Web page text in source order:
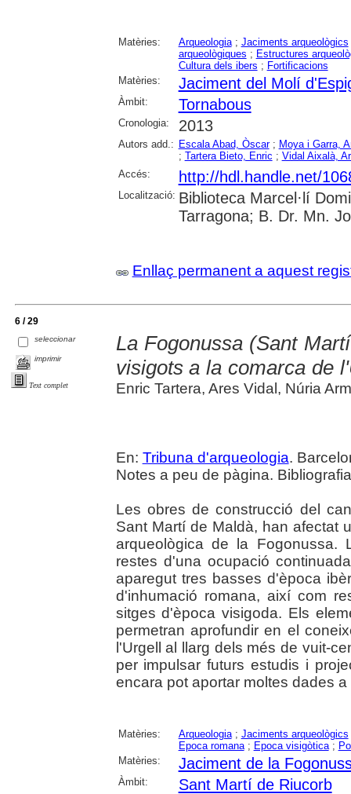
Matèries: Arqueologia; Jaciments arqueològics
arqueològiques ; Estructures
Cultura dels ibers ; Fortificacions
Matèries:
Jaciment del Molí
Àmbit: Tornabous
Cronologia: 2013
Autors add.: Escala Abad, Òscar; Moya i Garra,
; Tartera Bieto, Enric ; Vidal Aixalà,
Accés:
http://hdl.handle.net/
Localització: Biblioteca Marcel·lí
Tarragona; B. Dr. Mn.
Enllaç permanent a aquest
6 / 29
seleccionar
imprimir
Text complet
La Fogonussa (Sant
visigots a la comarca de
Enric Tartera, Ares Vidal, Núria
En: Tribuna d'arqueologia.
Notes a peu de pàgina.
Les obres de construcció del
Sant Martí de Maldà, han afectat
arqueològica de la Fogonussa.
restes d'una ocupació
aparegut tres basses d'època
d'inhumació romana, així com
sitges d'època visigoda. Els
permetran aprofundir en el
l'Urgell al llarg dels més de vuit-
per impulsar futurs estudis i
encara pot aportar moltes dades
Matèries: Arqueologia; Jaciments arqueològics
Epoca romana; Epoca visigòtica;
Matèries:
Jaciment de la
Àmbit: Sant Martí de Riucorb